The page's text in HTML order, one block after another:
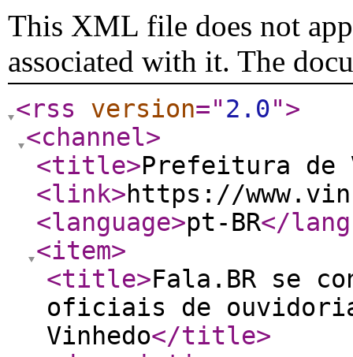
This XML file does not
associated with it. The
<rss version="2.0">
<channel>
<title>Prefeitura de
<link>https://
<language>pt-BR</
<item>
<title>Fala.BR se
oficiais de ouvidoria
Vinhedo</title>